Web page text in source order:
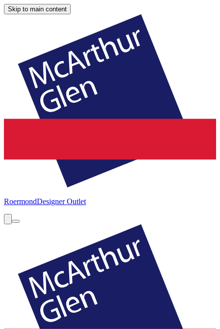
Skip to main content
RoermondDesigner Outlet